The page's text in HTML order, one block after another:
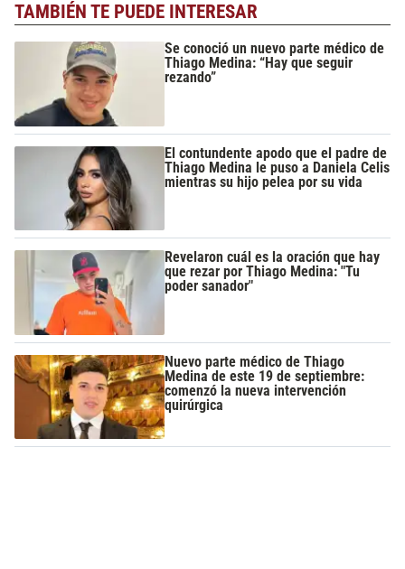
TAMBIÉN TE PUEDE INTERESAR
Se conoció un nuevo parte médico de
Thiago Medina: “Hay que seguir
rezando”
El contundente apodo que el padre de
Thiago Medina le puso a Daniela Celis
mientras su hijo pelea por su vida
Revelaron cuál es la oración que hay
que rezar por Thiago Medina: "Tu
poder sanador"
Nuevo parte médico de Thiago
Medina de este 19 de septiembre:
comenzó la nueva intervención
quirúrgica